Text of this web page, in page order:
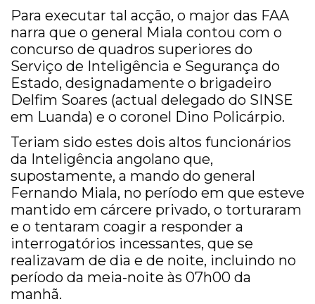
Para executar tal acção, o major das FAA
narra que o general Miala contou com o
concurso de quadros superiores do
Serviço de Inteligência e Segurança do
Estado, designadamente o brigadeiro
Delfim Soares (actual delegado do SINSE
em Luanda) e o coronel Dino Policárpio.
Teriam sido estes dois altos funcionários
da Inteligência angolano que,
supostamente, a mando do general
Fernando Miala, no período em que esteve
mantido em cárcere privado, o torturaram
e o tentaram coagir a responder a
interrogatórios incessantes, que se
realizavam de dia e de noite, incluindo no
período da meia-noite às 07h00 da
manhã.